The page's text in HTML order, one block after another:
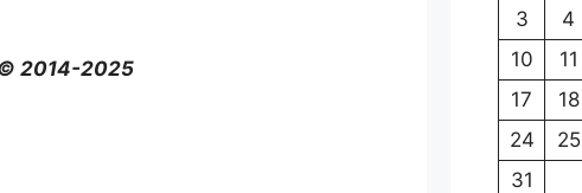
2014-2025
3
4
10
11
17
18
24
25
31